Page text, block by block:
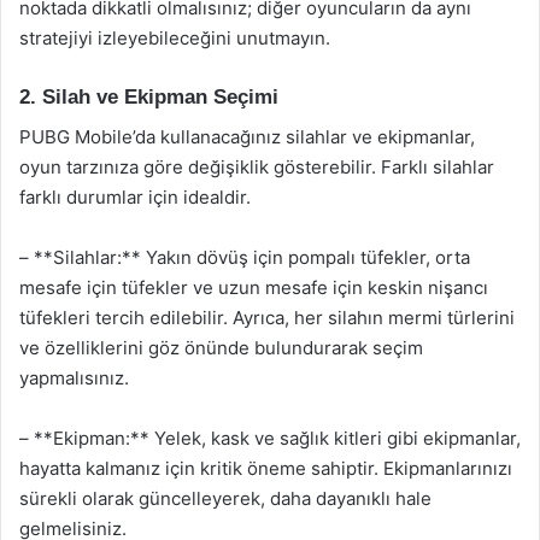
noktada dikkatli olmalısınız; diğer oyuncuların da aynı
stratejiyi izleyebileceğini unutmayın.
2. Silah ve Ekipman Seçimi
PUBG Mobile’da kullanacağınız silahlar ve ekipmanlar,
oyun tarzınıza göre değişiklik gösterebilir. Farklı silahlar
farklı durumlar için idealdir.
– **Silahlar:** Yakın dövüş için pompalı tüfekler, orta
mesafe için tüfekler ve uzun mesafe için keskin nişancı
tüfekleri tercih edilebilir. Ayrıca, her silahın mermi türlerini
ve özelliklerini göz önünde bulundurarak seçim
yapmalısınız.
– **Ekipman:** Yelek, kask ve sağlık kitleri gibi ekipmanlar,
hayatta kalmanız için kritik öneme sahiptir. Ekipmanlarınızı
sürekli olarak güncelleyerek, daha dayanıklı hale
gelmelisiniz.